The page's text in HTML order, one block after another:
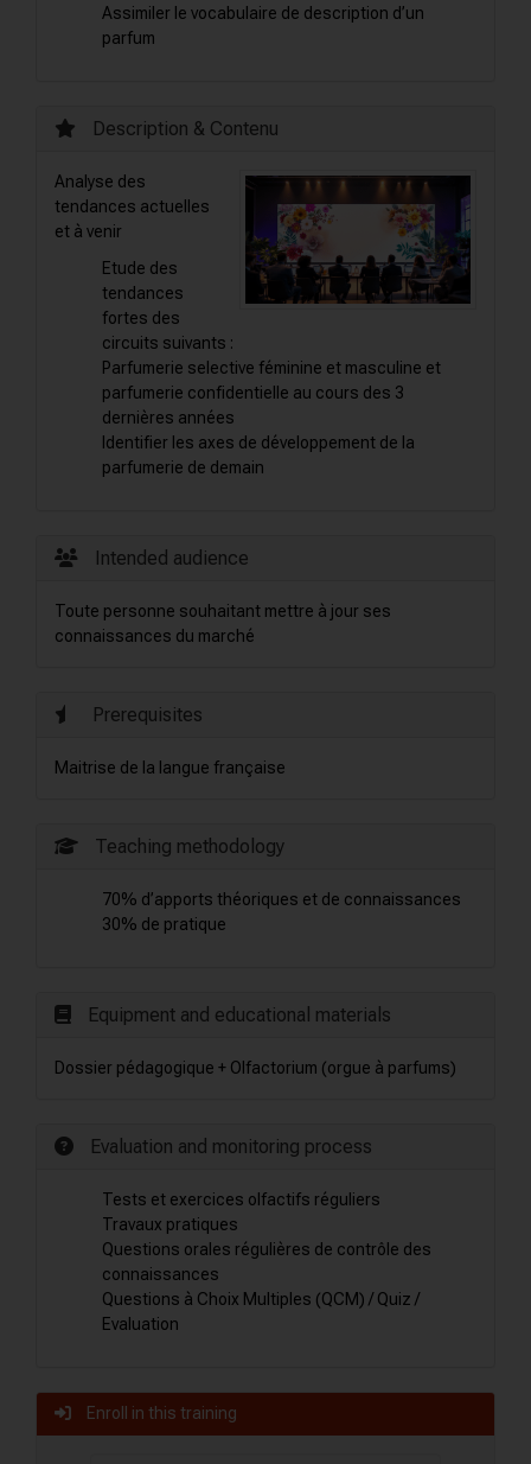
Assimiler le vocabulaire de description d’un
parfum
Description & Contenu
Analyse des
tendances actuelles
et à venir
Etude des
tendances
fortes des
circuits suivants :
Parfumerie selective féminine et masculine et
parfumerie confidentielle au cours des 3
dernières années
Identifier les axes de développement de la
parfumerie de demain
Intended audience
Toute personne souhaitant mettre à jour ses
connaissances du marché
Prerequisites
Maitrise de la langue française
Teaching methodology
70% d’apports théoriques et de connaissances
30% de pratique
Equipment and educational materials
Dossier pédagogique + Olfactorium (orgue à parfums)
Evaluation and monitoring process
Tests et exercices olfactifs réguliers
Travaux pratiques
Questions orales régulières de contrôle des
connaissances
Questions à Choix Multiples (QCM) / Quiz /
Evaluation
Enroll in this training